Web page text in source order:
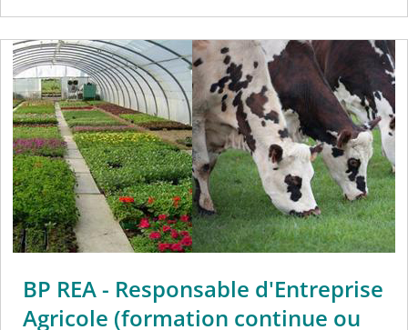
BP REA - Responsable d'Entreprise
Agricole (formation continue ou